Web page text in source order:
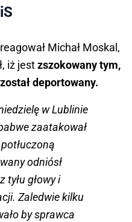
Michał Moskal,
iż jestzszokowany tym,
deportowany.
w Lublinie
zaatakował
odniósł
tyłu głowy i
Zaledwie kilku
by sprawca